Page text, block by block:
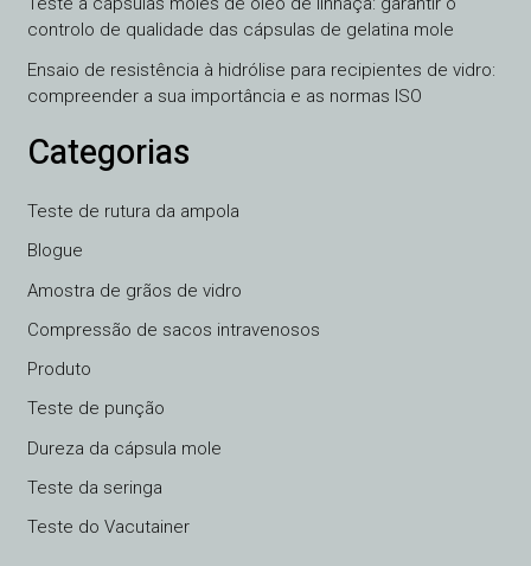
controlo de qualidade das cápsulas de gelatina mole
Ensaio de resistência à hidrólise para recipientes de vidro:
compreender a sua importância e as normas ISO
Categorias
Teste de rutura da ampola
Blogue
Amostra de grãos de vidro
Compressão de sacos intravenosos
Produto
Teste de punção
Dureza da cápsula mole
Teste da seringa
Teste do Vacutainer